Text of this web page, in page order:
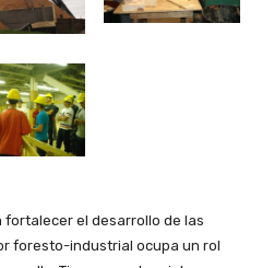
fortalecer el desarrollo de las
foresto-industrial ocupa un rol